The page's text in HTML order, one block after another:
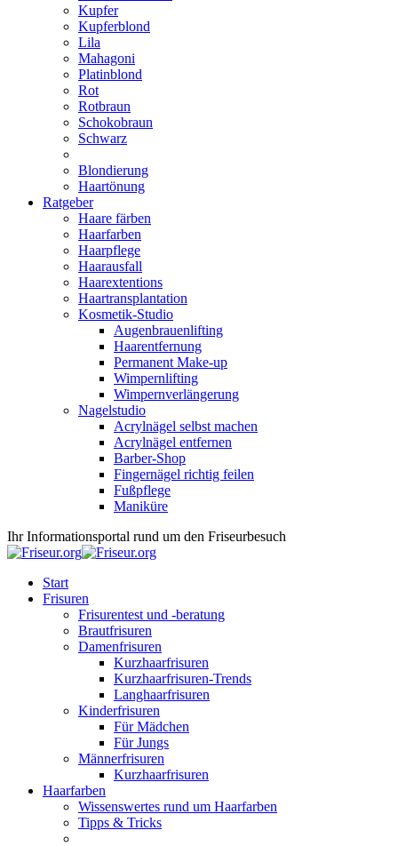
Kupfer
Kupferblond
Lila
Mahagoni
Platinblond
Rot
Rotbraun
Schokobraun
Schwarz
Blondierung
Haartönung
Ratgeber
Haare färben
Haarfarben
Haarpflege
Haarausfall
Haarextentions
Haartransplantation
Kosmetik-Studio
Augenbrauenlifting
Haarentfernung
Permanent Make-up
Wimpernlifting
Wimpernverlängerung
Nagelstudio
Acrylnägel selbst machen
Acrylnägel entfernen
Barber-Shop
Fingernägel richtig feilen
Fußpflege
Maniküre
Ihr Informationsportal rund um den Friseurbesuch
Start
Frisuren
Frisurentest und -beratung
Brautfrisuren
Damenfrisuren
Kurzhaarfrisuren
Kurzhaarfrisuren-Trends
Langhaarfrisuren
Kinderfrisuren
Für Mädchen
Für Jungs
Männerfrisuren
Kurzhaarfrisuren
Haarfarben
Wissenswertes rund um Haarfarben
Tipps & Tricks